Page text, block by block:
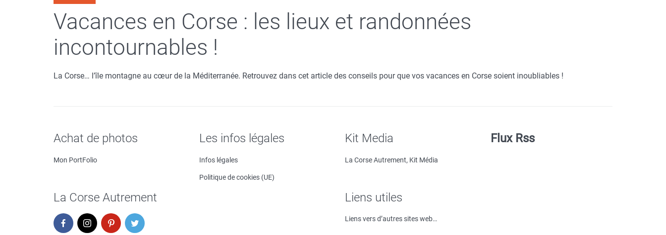
Vacances en Corse : les lieux et randonnées
incontournables !
La Corse… l’île montagne au cœur de la Méditerranée. Retrouvez dans cet article des conseils pour que vos vacances en Corse soient inoubliables !
Achat de photos
Mon PortFolio
La Corse Autrement
Les infos légales
Infos légales
Politique de cookies (UE)
Kit Media
La Corse Autrement, Kit Média
Liens utiles
Liens vers d’autres sites web…
Flux Rss